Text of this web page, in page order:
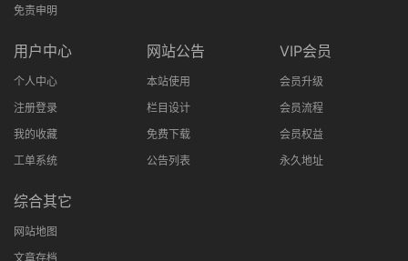
免责申明
用户中心
个人中心
注册登录
我的收藏
工单系统
网站公告
本站使用
栏目设计
免费下载
公告列表
VIP会员
会员升级
会员流程
会员权益
永久地址
综合其它
网站地图
文章存档